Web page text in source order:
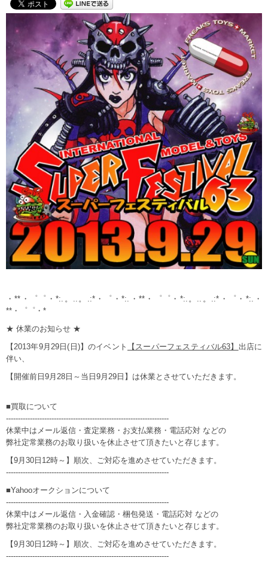
・**・゜゜・*:.。..。.:*・゜・*:.・**・゜゜・*:.。..。.:*・゜・*:.・
**・゜゜・*
★ 休業のお知らせ ★
【2013年9月29日(日)】のイベント
【スーパーフェスティバル63】 出店に
伴い、
【開催前日9月28日～当日9月29日】は休業とさせていただきます。
■買取について
--------------------------------------------------------------------
休業中はメール返信・査定業務・お支払業務・電話応対 などの
弊社定常業務のお取り扱いを休止させて頂きたいと存じます。
【9月30日12時～】順次、ご対応を進めさせていただきます。
--------------------------------------------------------------------
■Yahooオークションについて
--------------------------------------------------------------------
休業中はメール返信・入金確認・梱包発送・電話応対 などの
弊社定常業務のお取り扱いを休止させて頂きたいと存じます。
【9月30日12時～】順次、ご対応を進めさせていただきます。
--------------------------------------------------------------------